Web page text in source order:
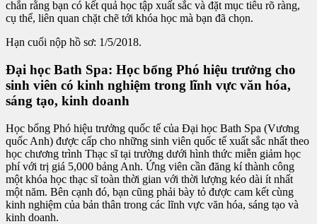
chắn rằng bạn có kết quả học tập xuất sắc và đặt mục tiêu rõ ràng,
cụ thể, liên quan chặt chẽ tới khóa học mà bạn đã chọn.
Hạn cuối nộp hồ sơ: 1/5/2018.
Đại học Bath Spa: Học bổng Phó hiệu trưởng cho
sinh viên có kinh nghiệm trong lĩnh vực văn hóa,
sáng tạo, kinh doanh
Học bổng Phó hiệu trưởng quốc tế của Đại học Bath Spa (Vương
quốc Anh) được cấp cho những sinh viên quốc tế xuất sắc nhất theo
học chương trình Thạc sĩ tại trường dưới hình thức miễn giảm học
phí với trị giá 5,000 bảng Anh. Ứng viên cần đăng kí thành công
một khóa học thạc sĩ toàn thời gian với thời lượng kéo dài ít nhất
một năm. Bên cạnh đó, bạn cũng phải bày tỏ được cam kết cùng
kinh nghiệm của bản thân trong các lĩnh vực văn hóa, sáng tạo và
kinh doanh.